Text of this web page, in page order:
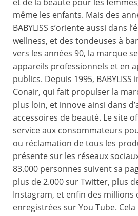
même les enfants. Mais des
BABYLISS s’oriente aussi dans
wellness, et des tondeuses à
vers les années 90, la marque
appareils professionnels et en
publics. Depuis 1995,
Conair, qui fait propulser la
plus loin, et innove ainsi dans
accessoires de beauté. Le site
service aux consommateurs
ou réclamation de tous les
présente sur les réseaux
83.000 personnes suivent sa
plus de 2.000 sur Twitter, plus
Instagram, et enfin des millions
enregistrées sur You Tube.